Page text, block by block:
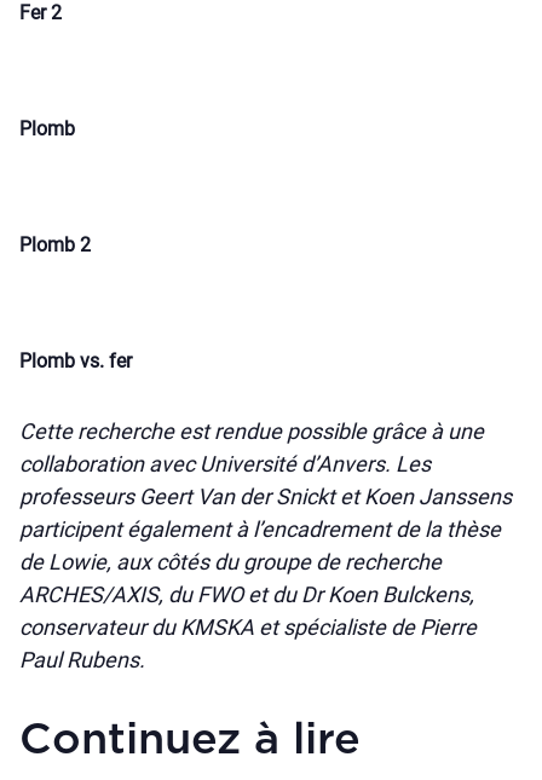
Fer 2
Plomb
Plomb 2
Plomb vs. fer
Cette recherche est rendue possible grâce à une
collaboration avec Université d’Anvers. Les
professeurs Geert Van der Snickt et Koen Janssens
participent également à l’encadrement de la thèse
de Lowie, aux côtés du groupe de recherche
ARCHES/AXIS, du FWO et du Dr Koen Bulckens,
conservateur du KMSKA et spécialiste de Pierre
Paul Rubens.
Continuez à lire